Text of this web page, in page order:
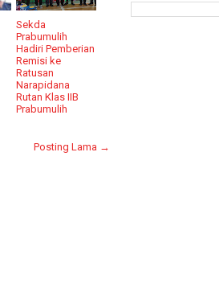
Sekda
Prabumulih
Hadiri Pemberian
Remisi ke
Ratusan
Narapidana
Rutan Klas IIB
Prabumulih
Posting Lama →